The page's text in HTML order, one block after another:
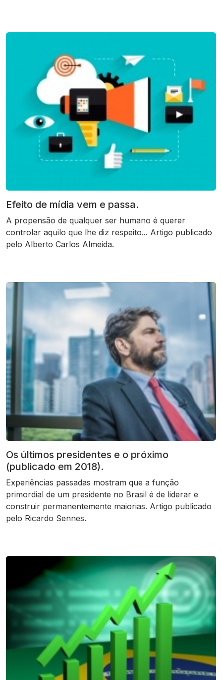
Efeito de mídia vem e passa.
A propensão de qualquer ser humano é querer
controlar aquilo que lhe diz respeito... Artigo publicado
pelo Alberto Carlos Almeida.
Os últimos presidentes e o próximo
(publicado em 2018).
Experiências passadas mostram que a função
primordial de um presidente no Brasil é de liderar e
construir permanentemente maiorias. Artigo publicado
pelo Ricardo Sennes.